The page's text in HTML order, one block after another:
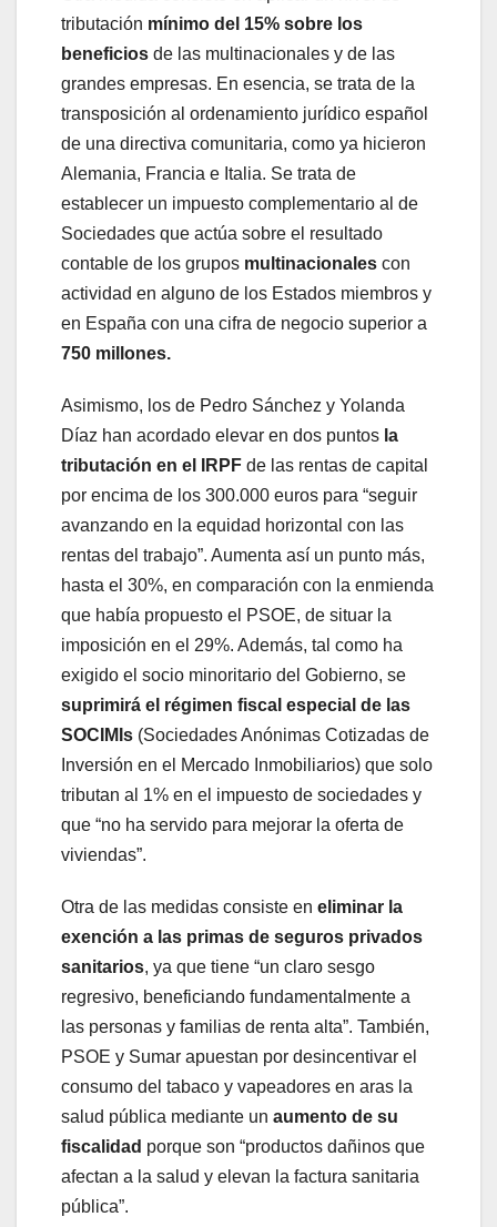
tributación mínimo del 15% sobre los
beneficios de las multinacionales y de las
grandes empresas. En esencia, se trata de la
transposición al ordenamiento jurídico español
de una directiva comunitaria, como ya hicieron
Alemania, Francia e Italia. Se trata de
establecer un impuesto complementario al de
Sociedades que actúa sobre el resultado
contable de los grupos multinacionales con
actividad en alguno de los Estados miembros y
en España con una cifra de negocio superior a
750 millones.
Asimismo, los de Pedro Sánchez y Yolanda
Díaz han acordado elevar en dos puntos la
tributación en el IRPF de las rentas de capital
por encima de los 300.000 euros para “seguir
avanzando en la equidad horizontal con las
rentas del trabajo”. Aumenta así un punto más,
hasta el 30%, en comparación con la enmienda
que había propuesto el PSOE, de situar la
imposición en el 29%. Además, tal como ha
exigido el socio minoritario del Gobierno, se
suprimirá el régimen fiscal especial de las
SOCIMIs (Sociedades Anónimas Cotizadas de
Inversión en el Mercado Inmobiliarios) que solo
tributan al 1% en el impuesto de sociedades y
que “no ha servido para mejorar la oferta de
viviendas”.
Otra de las medidas consiste en eliminar la
exención a las primas de seguros privados
sanitarios, ya que tiene “un claro sesgo
regresivo, beneficiando fundamentalmente a
las personas y familias de renta alta”. También,
PSOE y Sumar apuestan por desincentivar el
consumo del tabaco y vapeadores en aras la
salud pública mediante un aumento de su
fiscalidad porque son “productos dañinos que
afectan a la salud y elevan la factura sanitaria
pública”.